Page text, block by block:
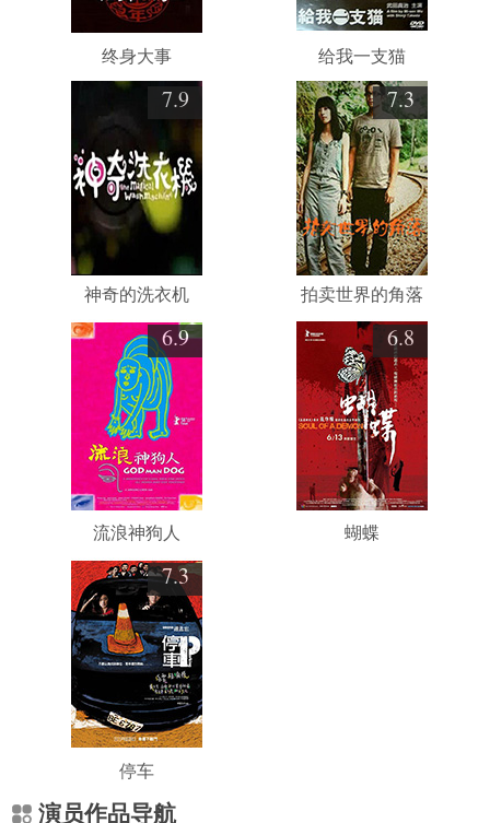
终身大事 给我一支猫
7.9
神奇的洗衣机
7.3
拍卖世界的角落
6.9
流浪神狗人
6.8
蝴蝶
7.3
停车
演员作品导航